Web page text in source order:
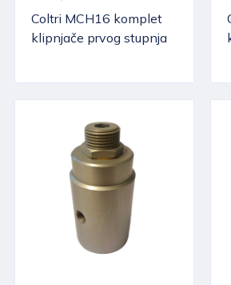
Coltri MCH16 komplet
klipnjače prvog stupnja